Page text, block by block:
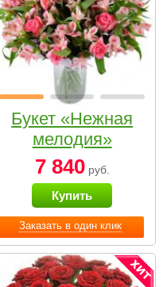
Заказать в один клик
Букет «Нежная
мелодия»
7 840руб.
Купить